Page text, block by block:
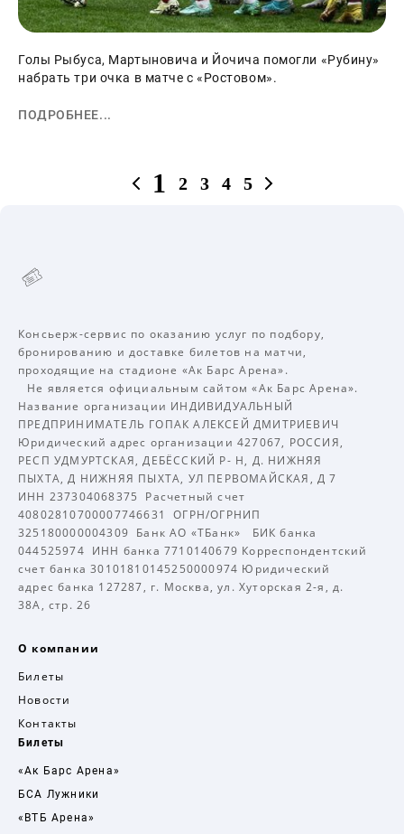
Голы Рыбуса, Мартыновича и Йочича помогли «Рубину»
набрать три очка в матче с «Ростовом».
ПОДРОБНЕЕ...
1 2 3 4 5
Консьерж-сервис по оказанию услуг по подбору,
бронированию и доставке билетов на матчи,
проходящие на стадионе «Ак Барс Арена».
Не является официальным сайтом «Ак Барс Арена».
Название организации ИНДИВИДУАЛЬНЫЙ
ПРЕДПРИНИМАТЕЛЬ ГОПАК АЛЕКСЕЙ ДМИТРИЕВИЧ
Юридический адрес организации 427067, РОССИЯ,
РЕСП УДМУРТСКАЯ, ДЕБЁССКИЙ Р- Н, Д. НИЖНЯЯ
ПЫХТА, Д НИЖНЯЯ ПЫХТА, УЛ ПЕРВОМАЙСКАЯ, Д 7
ИНН 237304068375 Расчетный счет
40802810700007746631 ОГРН/ОГРНИП
325180000004309 Банк АО «ТБанк» БИК банка
044525974 ИНН банка 7710140679 Корреспондентский
счет банка 30101810145250000974 Юридический
адрес банка 127287, г. Москва, ул. Хуторская 2-я, д.
38А, стр. 26
О компании
Билеты
Новости
Контакты
Билеты
«Ак Барс Арена»
БСА Лужники
«ВТБ Арена»